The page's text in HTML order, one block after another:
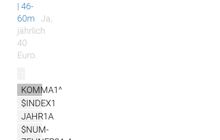
| 46-
60m
Ja,
jährlich
40
Euro.
KOMMA1^
$INDEX1
JAHR1A
$NUM-